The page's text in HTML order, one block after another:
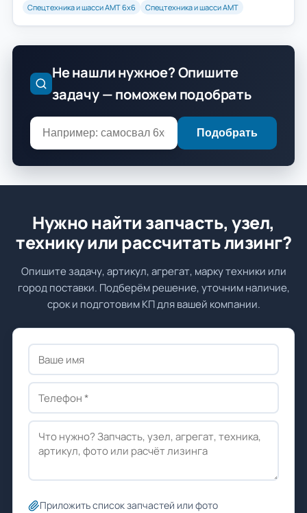
Спецтехника и шасси АМТ 6х6 Спецтехника и шасси АМТ
Не нашли нужное? Опишите
задачу — поможем подобрать
Подобрать
Нужно найти запчасть, узел,
технику или рассчитать лизинг?
Опишите задачу, артикул, агрегат, марку техники или
город поставки. Подберём решение, уточним наличие,
срок и подготовим КП для вашей компании.
Приложить список запчастей или фото